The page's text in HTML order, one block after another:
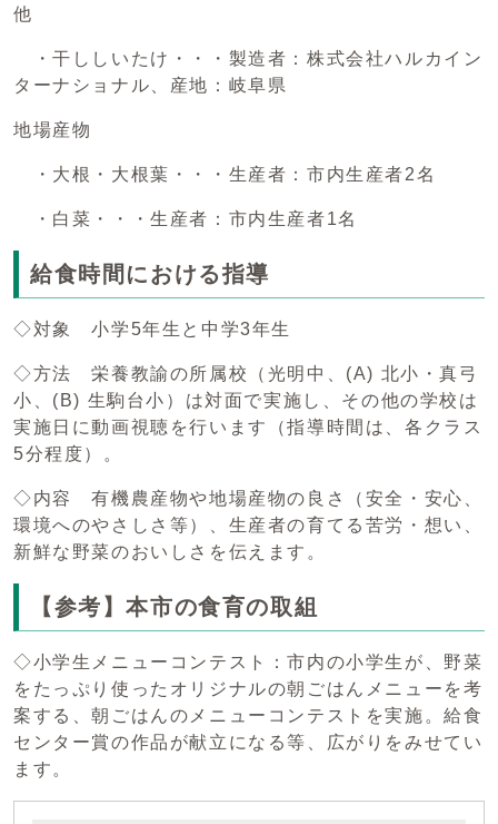
他
・干ししいたけ・・・製造者：株式会社ハルカイン
ターナショナル、産地：岐阜県
地場産物
・大根・大根葉・・・生産者：市内生産者2名
・白菜・・・生産者：市内生産者1名
給食時間における指導
◇対象 小学5年生と中学3年生
◇方法 栄養教諭の所属校（光明中、(A) 北小・真弓
小、(B) 生駒台小）は対面で実施し、その他の学校は
実施日に動画視聴を行います（指導時間は、各クラス
5分程度）。
◇内容 有機農産物や地場産物の良さ（安全・安心、
環境へのやさしさ等）、生産者の育てる苦労・想い、
新鮮な野菜のおいしさを伝えます。
【参考】本市の食育の取組
◇小学生メニューコンテスト：市内の小学生が、野菜
をたっぷり使ったオリジナルの朝ごはんメニューを考
案する、朝ごはんのメニューコンテストを実施。給食
センター賞の作品が献立になる等、広がりをみせてい
ます。